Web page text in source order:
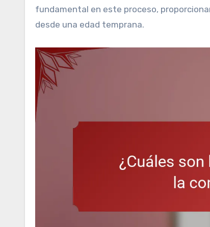
fundamental en este proceso,
desde una edad temprana.